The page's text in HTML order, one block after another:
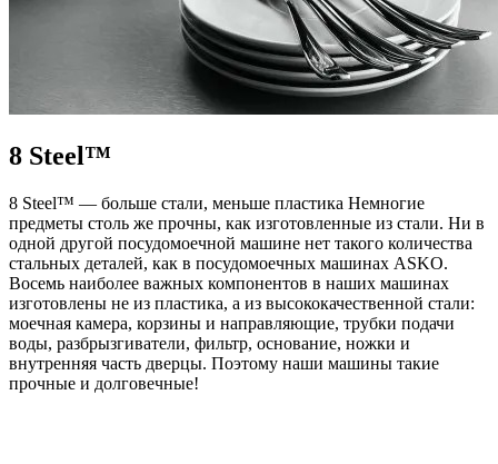
8 Steel™
8 Steel™ — больше стали, меньше пластика Немногие
предметы столь же прочны, как изготовленные из стали. Ни в
одной другой посудомоечной машине нет такого количества
стальных деталей, как в посудомоечных машинах ASKO.
Восемь наиболее важных компонентов в наших машинах
изготовлены не из пластика, а из высококачественной стали:
моечная камера, корзины и направляющие, трубки подачи
воды, разбрызгиватели, фильтр, основание, ножки и
внутренняя часть дверцы. Поэтому наши машины такие
прочные и долговечные!